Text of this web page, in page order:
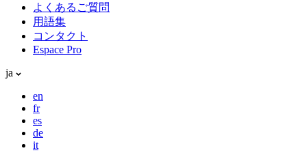
よくあるご質問
用語集
コンタクト
Espace Pro
ja
en
fr
es
de
it